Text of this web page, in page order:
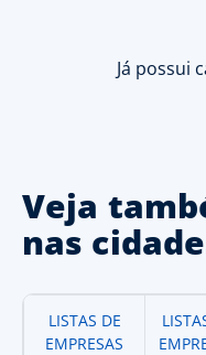
Já possui
Veja
nas
LISTAS DE
EMPRESAS